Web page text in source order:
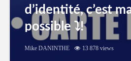
d’identité, c’est
possible ⤵️!
Mike DANINTHE 13 878 views